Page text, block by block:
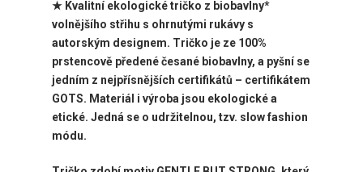
★ Kvalitní ekologické tričko z biobavlny*
volnějšího střihu s ohrnutými rukávy s
autorským designem. Tričko je ze 100%
prstencově předené česané biobavlny, a pyšní se
jedním z nejpřísnějších certifikátů – certifikátem
GOTS. Materiál i výroba jsou ekologické a
etické. Jedná se o udržitelnou, tzv. slow fashion
módu.